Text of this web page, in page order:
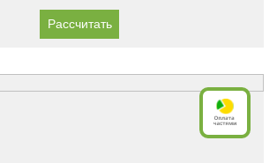
Рассчитать